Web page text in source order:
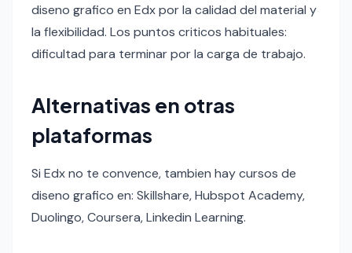
diseno grafico en Edx por la calidad del material y
la flexibilidad. Los puntos criticos habituales:
dificultad para terminar por la carga de trabajo.
Alternativas en otras
plataformas
Si Edx no te convence, tambien hay cursos de
diseno grafico en: Skillshare, Hubspot Academy,
Duolingo, Coursera, Linkedin Learning.